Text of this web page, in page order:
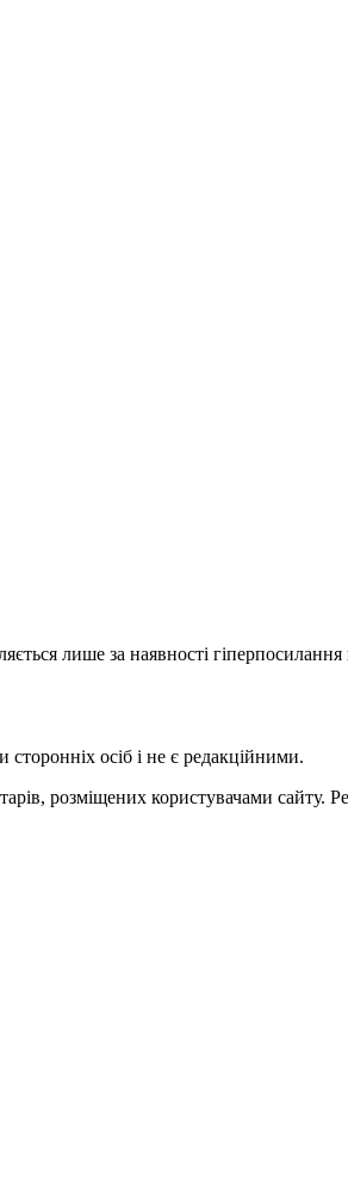
лише за наявності гіперпосилання
сторонніх осіб і не є редакційними.
розміщених користувачами сайту.